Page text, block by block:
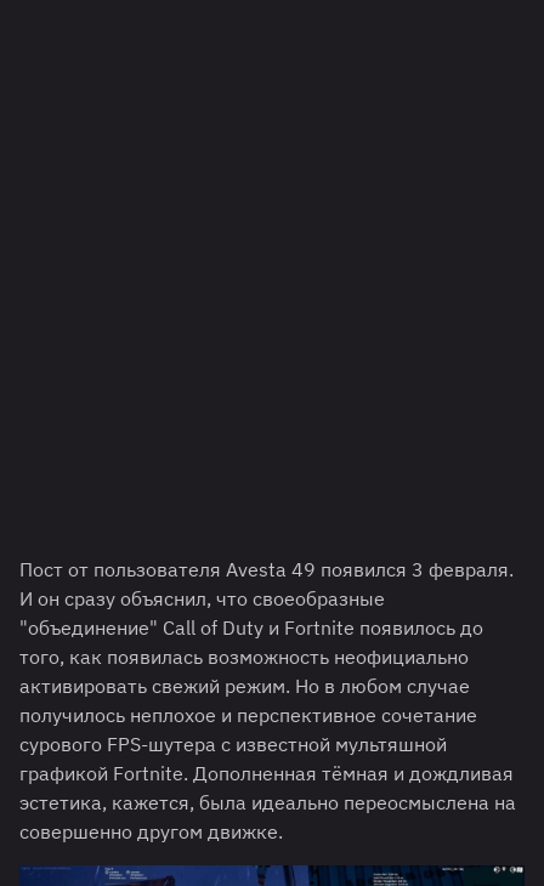
Пост от пользователя Avesta 49 появился 3 февраля.
И он сразу объяснил, что своеобразные
"объединение" Call of Duty и Fortnite появилось до
того, как появилась возможность неофициально
активировать свежий режим. Но в любом случае
получилось неплохое и перспективное сочетание
сурового FPS-шутера с известной мультяшной
графикой Fortnite. Дополненная тёмная и дождливая
эстетика, кажется, была идеально переосмыслена на
совершенно другом движке.